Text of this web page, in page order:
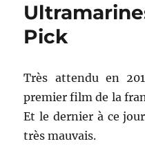
Pick
Très attendu en
premier film de la
Et le dernier à ce
très mauvais.